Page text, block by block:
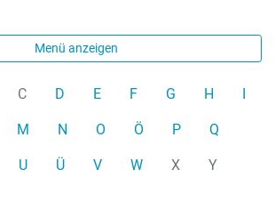
Menü anzeigen
C D E F G H I
M N O Ö P Q
U Ü V W X Y